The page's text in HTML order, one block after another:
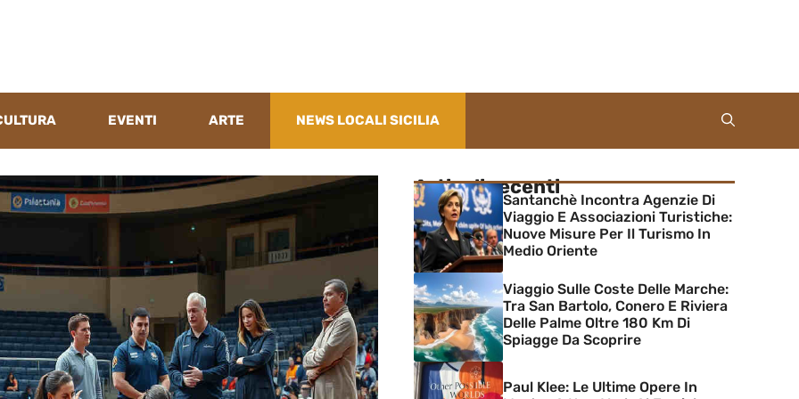
EVENTI ARTE NEWS LOCALI SICILIA
Articoli recenti
Santanchè Incontra Agenzie Di
Viaggio E Associazioni Turistiche:
Nuove Misure Per Il Turismo In
Medio Oriente
Viaggio Sulle Coste Delle Marche:
Tra San Bartolo, Conero E Riviera
Delle Palme Oltre 180 Km Di
Spiagge Da Scoprire
Paul Klee: Le Ultime Opere In